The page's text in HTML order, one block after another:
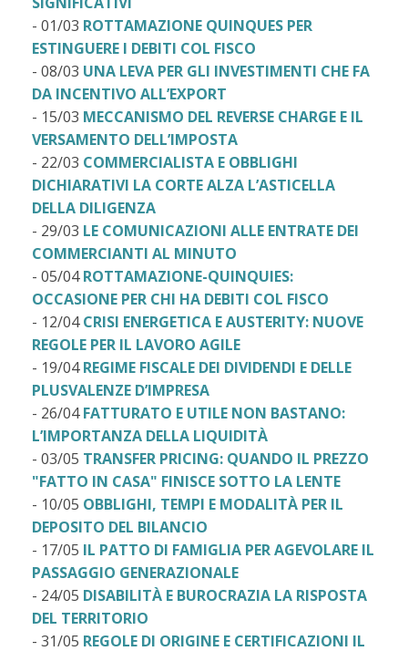
- 01/03 ROTTAMAZIONE QUINQUES PER
ESTINGUERE I DEBITI COL FISCO
- 08/03 UNA LEVA PER GLI INVESTIMENTI CHE FA
DA INCENTIVO ALL’EXPORT
- 15/03 MECCANISMO DEL REVERSE CHARGE E IL
VERSAMENTO DELL’IMPOSTA
- 22/03 COMMERCIALISTA E OBBLIGHI
DICHIARATIVI LA CORTE ALZA L’ASTICELLA
DELLA DILIGENZA
- 29/03 LE COMUNICAZIONI ALLE ENTRATE DEI
COMMERCIANTI AL MINUTO
- 05/04ROTTAMAZIONE-QUINQUIES:
OCCASIONE PER CHI HA DEBITI COL FISCO
- 12/04CRISI ENERGETICA E AUSTERITY: NUOVE
REGOLE PER IL LAVORO AGILE
- 19/04REGIME FISCALE DEI DIVIDENDI E DELLE
PLUSVALENZE D’IMPRESA
- 26/04FATTURATO E UTILE NON BASTANO:
L’IMPORTANZA DELLA LIQUIDITÀ
- 03/05 TRANSFER PRICING: QUANDO IL PREZZO
"FATTO IN CASA" FINISCE SOTTO LA LENTE
- 10/05 OBBLIGHI, TEMPI E MODALITÀ PER IL
DEPOSITO DEL BILANCIO
- 17/05 IL PATTO DI FAMIGLIA PER AGEVOLARE IL
PASSAGGIO GENERAZIONALE
- 24/05 DISABILITÀ E BUROCRAZIA LA RISPOSTA
DEL TERRITORIO
- 31/05 REGOLE DI ORIGINE E CERTIFICAZIONI IL